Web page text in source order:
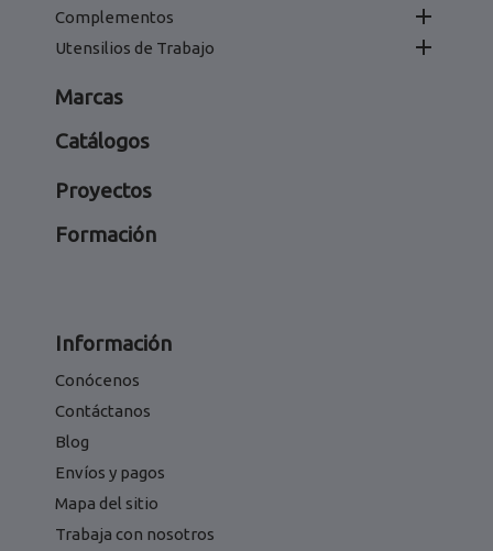
Complementos 
Utensilios de Trabajo 
Marcas
Catálogos
Proyectos
Formación
Información
Conócenos
Contáctanos
Blog
Envíos y pagos
Mapa del sitio
Trabaja con nosotros